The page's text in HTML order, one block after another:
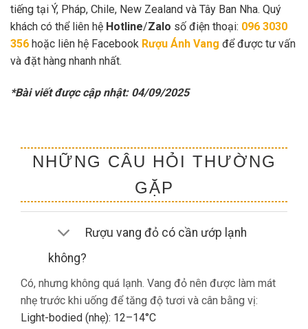
tiếng tại Ý, Pháp, Chile, New Zealand và Tây Ban Nha. Quý
khách có thể liên hệ Hotline/Zalo số điện thoại: 096 3030
356 hoặc liên hệ Facebook Rượu Ánh Vang để được tư vấn
và đặt hàng nhanh nhất.
*Bài viết được cập nhật: 04/09/2025
NHỮNG CÂU HỎI THƯỜNG
GẶP
Rượu vang đỏ có cần ướp lạnh
không?
Có, nhưng không quá lạnh. Vang đỏ nên được làm mát
nhẹ trước khi uống để tăng độ tươi và cân bằng vị:
Light-bodied (nhẹ): 12–14°C